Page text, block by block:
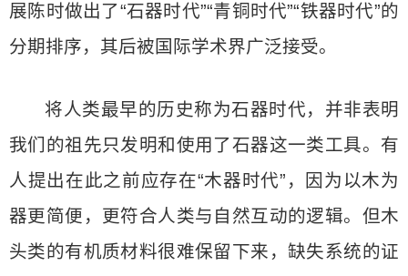
展陈时做出了“石器时代”“青铜时代”“铁器时代”的
分期排序，其后被国际学术界广泛接受。
将人类最早的历史称为石器时代，并非表明
我们的祖先只发明和使用了石器这一类工具。有
人提出在此之前应存在“木器时代”，因为以木为
器更简便，更符合人类与自然互动的逻辑。但木
头类的有机质材料很难保留下来，缺失系统的证